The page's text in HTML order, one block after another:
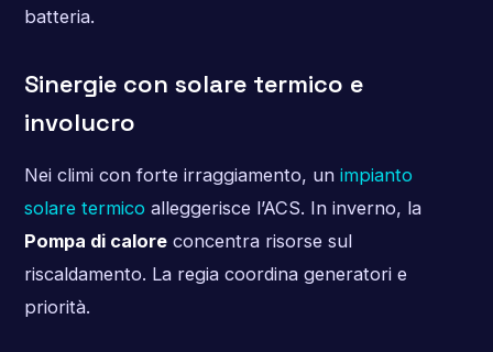
batteria.
Sinergie con solare termico e
involucro
Nei climi con forte irraggiamento, un impianto
solare termico alleggerisce l’ACS. In inverno, la
Pompa di caloreconcentra risorse sul
riscaldamento. La regia coordina generatori e
priorità.